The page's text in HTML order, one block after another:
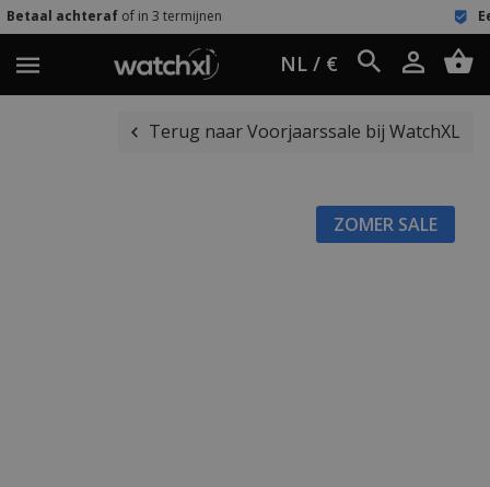
of in 3 termijnen Eenvoudig retour
NL / €
Terug naar Voorjaarssale bij WatchXL
ZOMER SALE